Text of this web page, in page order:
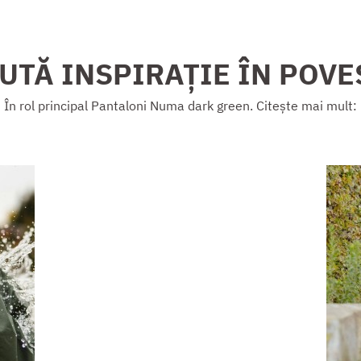
INSPIRAȚIE ÎN
În rol principal Pantaloni Numa dark green. Citește mai mult: